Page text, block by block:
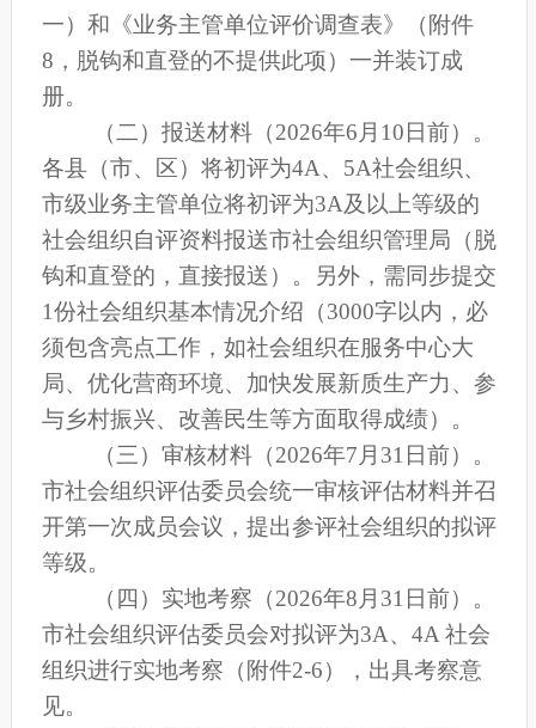
一）和《业务主管单位评价调查表》（附件
8，脱钩和直登的不提供此项）一并装订成
册。
（二）报送材料（2026年6月 10日前）。
各县（市、区）将初评为4A、5A社会组织、
市级业务主管单位将初评为3A及以上等级的
社会组织自评资料报送市社会组织管理局 （脱
钩和直登的，直接报送）。另外，需同步提交
1份社会组织基本情况介绍（3000字以内，必
须包含亮点工作，如社会组织在服务中心大
局、优化营商环境、加快发展新质生产力、参
与乡村振兴、改善民生等方面取得成绩） 。
（三）审核材料（2026年7月31日前）。
市社会组织评估委员会统一审核评估材料并召
开第一次成员会议，提出参评社会组织的拟评
等级。
（四）实地考察 （2026年8月31日前）。
市社会组织评估委员会对拟评为3A、4A 社会
组织进行实地考察（附件2-6），出具考察意
见。